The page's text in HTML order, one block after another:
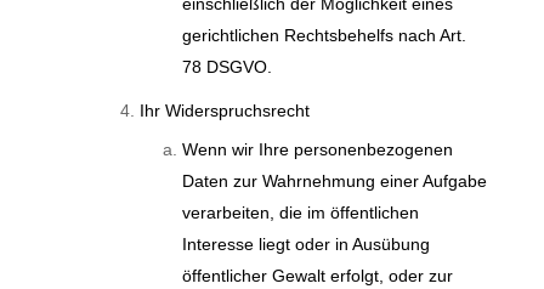
gerichtlichen Rechtsbehelfs nach Art.
78 DSGVO.
Ihr Widerspruchsrecht
Wenn wir Ihre personenbezogenen
Daten zur Wahrnehmung einer Aufgabe
verarbeiten, die im öffentlichen
Interesse liegt oder in Ausübung
öffentlicher Gewalt erfolgt, oder zur